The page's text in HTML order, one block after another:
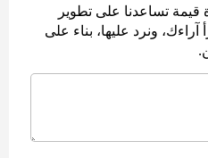
قيمة تساعدنا على تطوير
ونرد عليها، بناء على